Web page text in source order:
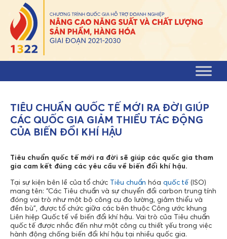
Skip to content
TIÊU CHUẨN QUỐC TẾ MỚI RA ĐỜI GIÚP
CÁC QUỐC GIA GIẢM THIỂU TÁC ĐỘNG
CỦA BIẾN ĐỔI KHÍ HẬU
Tiêu chuẩn quốc tế mới ra đời sẽ giúp các quốc gia tham
gia cam kết đúng các yêu cầu về biến đổi khí hậu.
Tại sự kiện bên lề của tổ chức Tiêu chuẩn hóa quốc tế (ISO)
mang tên: “Các Tiêu chuẩn và sự chuyển đổi carbon trung tính
đóng vai trò như một bộ công cụ đo lường, giảm thiểu và
đền bù”, được tổ chức giữa các bên thuộc Công ước khung
Liên hiệp Quốc tế về biến đổi khí hậu. Vai trò của Tiêu chuẩn
quốc tế được nhắc đến như một công cụ thiết yếu trong việc
hành động chống biến đổi khí hậu tại nhiều quốc gia.